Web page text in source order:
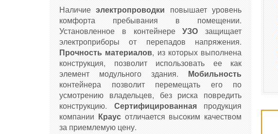
Наличиеэлектропроводки повышает уровень
комфорта пребывания в помещении.
Установленное в контейнереУЗО защищает
электроприборы от перепадов напряжения.
Прочность материалов, из которых выполнена
конструкция, позволит использовать ее как
элемент модульного здания. Мобильность
контейнера позволит перемещать его по
усмотрению владельцев, без риска повредить
конструкцию. Сертифицированная продукция
компании Краусотличается высоким качеством
за приемлемую цену.